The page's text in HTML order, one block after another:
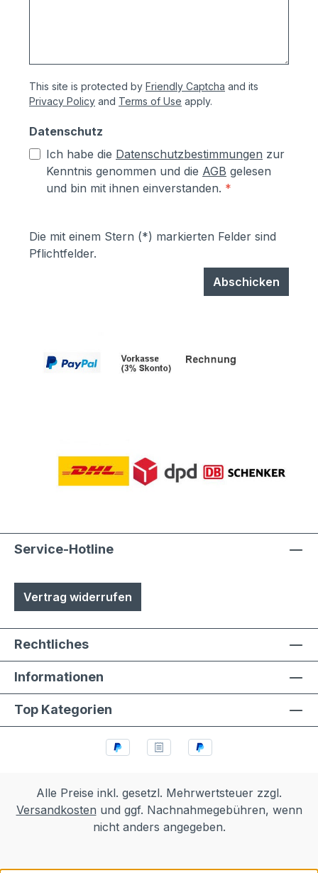
This site is protected by Friendly Captcha and its
Privacy Policy and Terms of Use apply.
Datenschutz
Ich habe die Datenschutzbestimmungen zur
Kenntnis genommen und die AGB gelesen
und bin mit ihnen einverstanden. *
Die mit einem Stern (*) markierten Felder sind
Pflichtfelder.
Abschicken
Service-Hotline
Vertrag widerrufen
Rechtliches
Informationen
Top Kategorien
Alle Preise inkl. gesetzl. Mehrwertsteuer zzgl.
Versandkosten und ggf. Nachnahmegebühren, wenn
nicht anders angegeben.